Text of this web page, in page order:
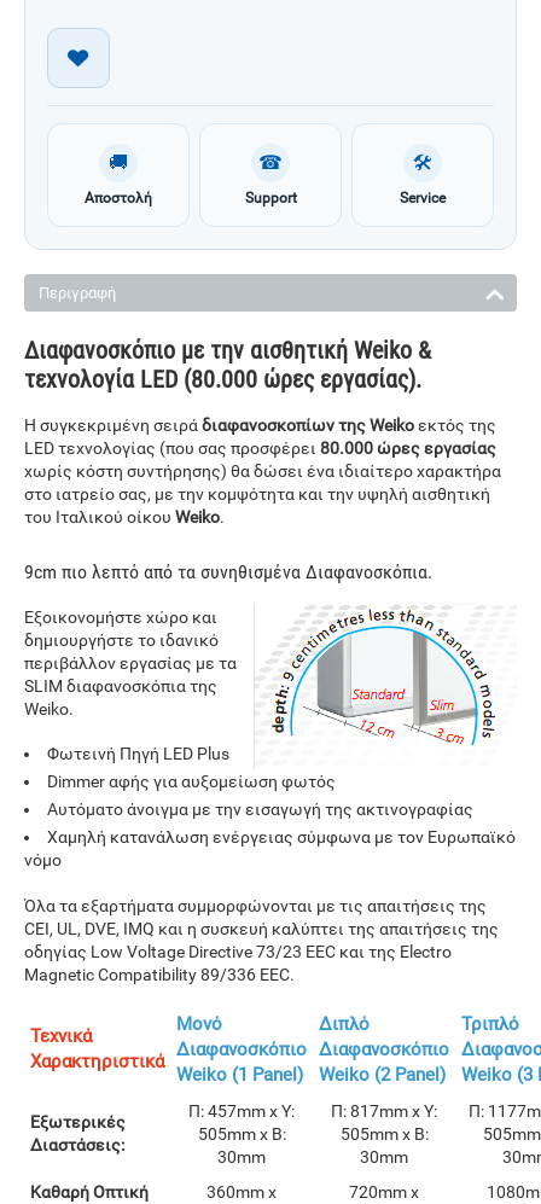
🚚
Αποστολή
☎
Support
🛠
Service
Περιγραφή
Διαφανοσκόπιο με την αισθητική Weiko &
τεχνολογία LED (80.000 ώρες εργασίας).
Η συγκεκριμένη σειράδιαφανοσκοπίων της Weikoεκτός της
LED τεχνολογίας (που σας προσφέρει 80.000 ώρες εργασίας
χωρίς κόστη συντήρησης) θα δώσει ένα ιδιαίτερο χαρακτήρα
στο ιατρείο σας, με την κομψότητα και την υψηλή αισθητική
του Ιταλικού oίκου Weiko.
9cm πιο λεπτό από τα συνηθισμένα Διαφανοσκόπια.
Εξοικονομήστε χώρο και
δημιουργήστε το ιδανικό
περιβάλλον εργασίας με τα
SLIM διαφανοσκόπια της
Weiko.
Φωτεινή Πηγή LED Plus
Dimmer αφής για αυξομείωση φωτός
Αυτόματο άνοιγμα με την εισαγωγή της ακτινογραφίας
Χαμηλή κατανάλωση ενέργειας σύμφωνα με τον Ευρωπαϊκό
νόμο
Όλα τα εξαρτήματα συμμορφώνονται με τις απαιτήσεις της
CEI, UL, DVE, IMQ και η συσκευή καλύπτει της απαιτήσεις της
οδηγίας Low Voltage Directive 73/23 EEC και της Electro
Magnetic Compatibility 89/336 EEC.
Τεχνικά
Χαρακτηριστικά
Μονό
Διαφανοσκόπιο
Weiko (1 Panel)
Διπλό
Διαφανοσκόπιο
Weiko (2 Panel)
Τριπλό
Weiko (3
Εξωτερικές
Διαστάσεις:
Π: 457mm x Υ:
505mm x Β:
30mm
Π: 817mm x Υ:
505mm x Β:
30mm
Π:
Καθαρή Οπτική
360mm x
720mm x